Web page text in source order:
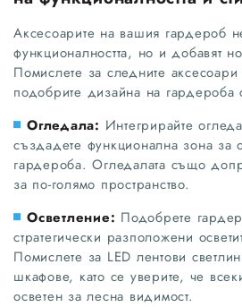
Аксесоарите на вашия гардероб
функционалността, но и добавят
Помислете за следните
подобрите дизайна на гардероба
Огледала: Интегрирайте
създадете функционална зона за
гардероба. Огледалата също
за по-голямо пространство.
Осветление: Подобрете
стратегически разположени
Помислете за LED лентови
шкафове, като се уверите, че
осветен за лесна видимост.